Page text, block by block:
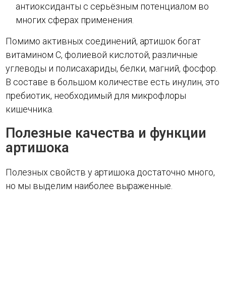
антиоксиданты с серьёзным потенциалом во
многих сферах применения.
Помимо активных соединений, артишок богат
витамином C, фолиевой кислотой, различные
углеводы и полисахариды, белки, магний, фосфор.
В составе в большом количестве есть инулин, это
пребиотик, необходимый для микрофлоры
кишечника.
Полезные качества и функции
артишока
Полезных свойств у артишока достаточно много,
но мы выделим наиболее выраженные.